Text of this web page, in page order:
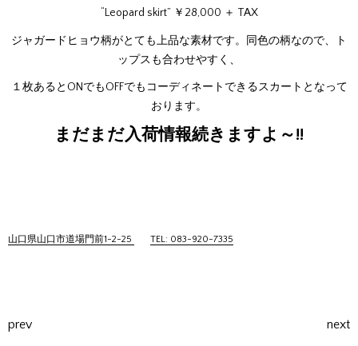
“Leopard skirt” ￥28,000 ＋ TAX
ジャガードヒョウ柄がとても上品な素材です。同色の柄なので、ト
ップスも合わせやすく、
１枚あるとONでもOFFでもコーディネートできるスカートとなって
おります。
まだまだ入荷情報続きますよ～!!
山口県山口市道場門前1-2-25 TEL: 083-920-7335
prev next